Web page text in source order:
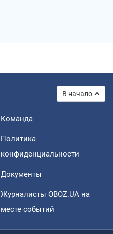
В начало
Команда
Политика
конфиденциальности
Документы
Журналисты OBOZ.UA на
месте событий